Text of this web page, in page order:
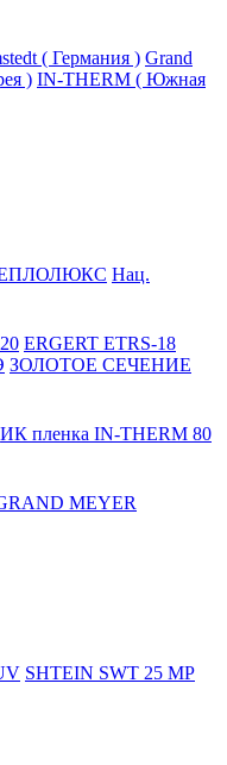
( Германия ) Grand
) IN-THERM ( Южная
Нац.
ERGERT ETRS-18
ЗОЛОТОЕ СЕЧЕНИЕ
ИК пленка IN-THERM 80
MEYER
SHTEIN SWT 25 MP